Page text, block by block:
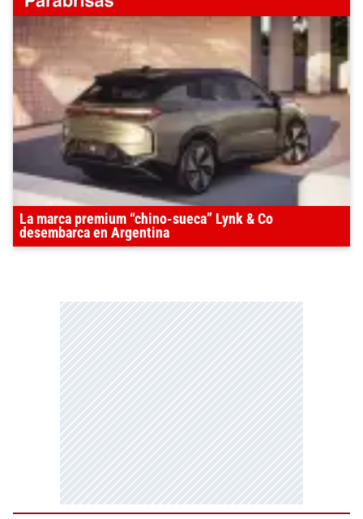
La marca premium “chino-sueca” Lynk & Co
desembarca en Argentina